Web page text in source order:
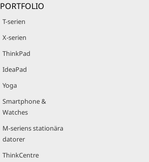
PORTFOLIO
T-serien
X-serien
ThinkPad
IdeaPad
Yoga
Smartphone &
Watches
M-seriens stationära
datorer
ThinkCentre